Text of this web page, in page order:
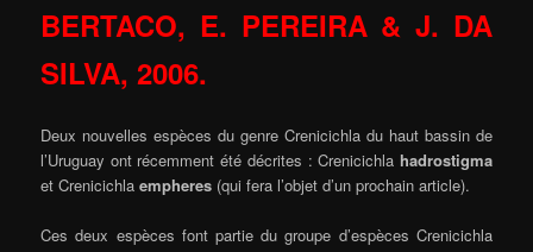
BERTACO, E. PEREIRA & J. DA
SILVA, 2006.
Deux nouvelles espèces du genre Crenicichla du haut bassin de
l’Uruguay ont récemment été décrites : Crenicichla hadrostigma
et Crenicichlaempheres (qui fera l’objet d’un prochain article).
Ces deux espèces font partie du groupe d’espèces Crenicichla